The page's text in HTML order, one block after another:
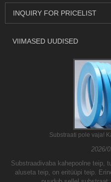
INQUIRY FOR PRICELIST
VIIMASED UUDISED
Substraati pole vaja!
2026/
Substraadivaba kahepoolne teip,
aluseta teip, on eritüüpi teip.